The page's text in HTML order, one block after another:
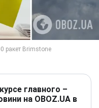
главного –
на OBOZ.UA в